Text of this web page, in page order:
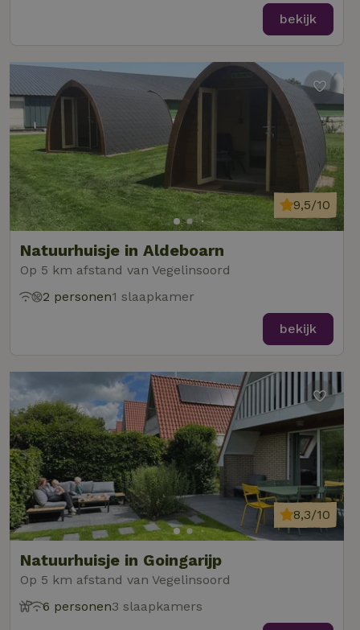
bekijk
Natuurhuisje in Aldeboarn
Op 5 km afstand van Vegelinsoord
9,5/10
2 personen1 slaapkamer
bekijk
Natuurhuisje in Goingarijp
Op 5 km afstand van Vegelinsoord
8,3/10
6 personen3 slaapkamers